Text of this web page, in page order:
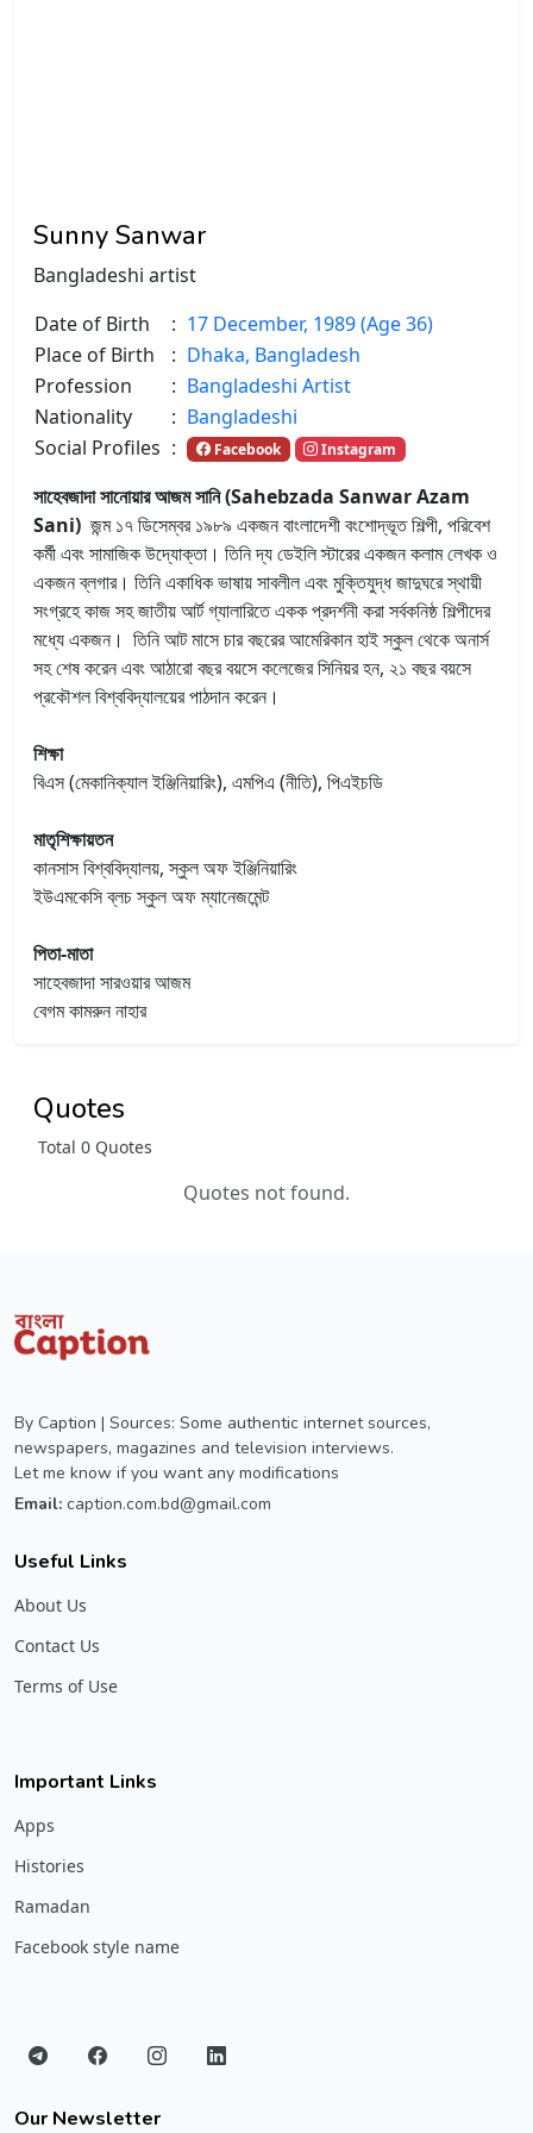
Sunny Sanwar
Bangladeshi artist
Date of Birth
: 17 December, 1989 (Age 36)
Place of Birth
: Dhaka, Bangladesh
Profession
: Bangladeshi Artist
Nationality
: Bangladeshi
Social Profiles : Facebook Instagram
সাহেবজাদা সানোয়ার আজম সানি (Sahebzada Sanwar Azam
Sani) জন্ম ১৭ ডিসেম্বর ১৯৮৯ একজন বাংলাদেশী বংশোদ্ভূত শিল্পী, পরিবেশ
কর্মী এবং সামাজিক উদ্যোক্তা। তিনি দ্য ডেইলি স্টারের একজন কলাম লেখক ও
একজন ব্লগার। তিনি একাধিক ভাষায় সাবলীল এবং মুক্তিযুদ্ধ জাদুঘরে স্থায়ী
সংগ্রহে কাজ সহ জাতীয় আর্ট গ্যালারিতে একক প্রদর্শনী করা সর্বকনিষ্ঠ শিল্পীদের
মধ্যে একজন। তিনি আট মাসে চার বছরের আমেরিকান হাই স্কুল থেকে অনার্স
সহ শেষ করেন এবং আঠারো বছর বয়সে কলেজের সিনিয়র হন, ২১ বছর বয়সে
প্রকৌশল বিশ্ববিদ্যালয়ের পাঠদান করেন।
শিক্ষা
বিএস (মেকানিক্যাল ইঞ্জিনিয়ারিং), এমপিএ (নীতি), পিএইচডি
মাতৃশিক্ষায়তন
কানসাস বিশ্ববিদ্যালয়, স্কুল অফ ইঞ্জিনিয়ারিং
ইউএমকেসি ব্লচ স্কুল অফ ম্যানেজমেন্ট
পিতা-মাতা
সাহেবজাদা সারওয়ার আজম
বেগম কামরুন নাহার
Quotes
Total 0 Quotes
Quotes not found.
By Caption | Sources: Some authentic internet sources,
newspapers, magazines and television interviews.
Let me know if you want any modifications
Email: caption.com.bd@gmail.com
Useful Links
About Us
Contact Us
Terms of Use
Important Links
Apps
Histories
Ramadan
Facebook style name
Our Newsletter